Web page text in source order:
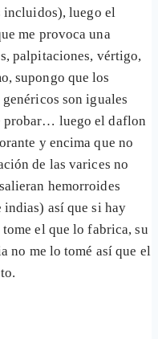
incluidos), luego el
me provoca una
palpitaciones, vértigo,
supongo que los
son iguales
probar… luego el daflon
y encima que no
de las varices no
hemorroides
indias) así que si hay
el que lo fabrica, su
no me lo tomé así que el